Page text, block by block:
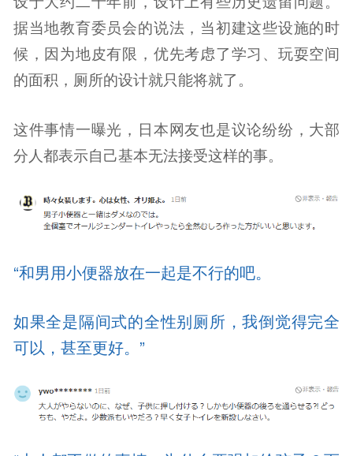
据当地教育委员会的说法，当初建这些设施的时
候，因为地皮有限，优先考虑了学习、玩耍空间
的面积，厕所的设计就只能将就了。
这件事情一曝光，日本网友也是议论纷纷，大部
分人都表示自己基本无法接受这样的事。
“和男用小便器放在一起是不行的吧。
如果全是隔间式的全性别厕所，我倒觉得完全
可以，甚至更好。”